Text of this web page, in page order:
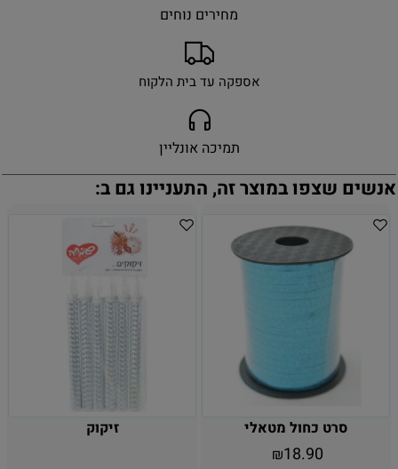
מחירים נוחים
אספקה עד בית הלקוח
תמיכה אונליין
אנשים שצפו במוצר זה, התעניינו גם ב:
סרט כחול מטאלי
₪18.90
זיקוק